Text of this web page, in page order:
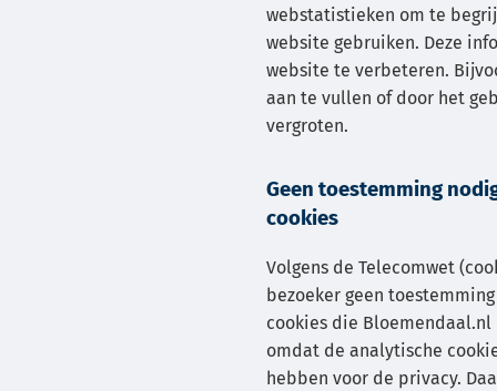
webstatistieken om te
website gebruiken. Deze
website te verbeteren.
aan te vullen of door het
vergroten.
Geen toestemming
cookies
Volgens de Telecomwet
bezoeker geen
cookies die
omdat de analytische
hebben voor de privacy.